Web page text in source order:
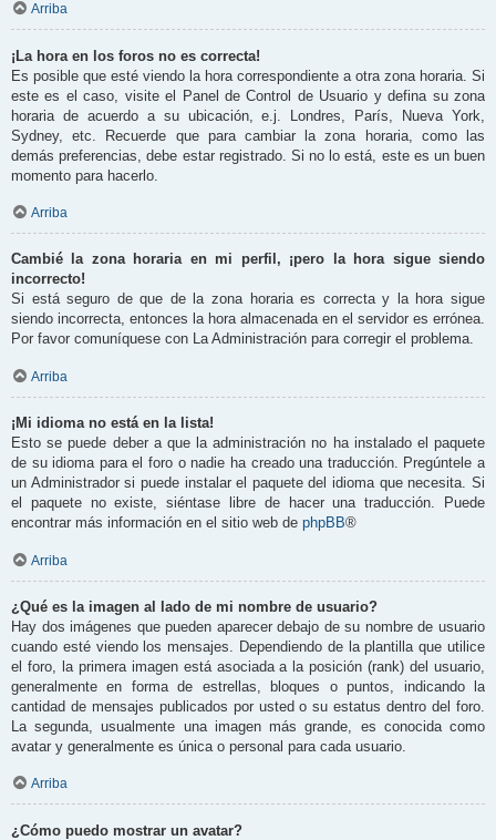
Arriba
¡La hora en los foros no es correcta!
Es posible que esté viendo la hora correspondiente a otra zona horaria. Si
este es el caso, visite el Panel de Control de Usuario y defina su zona
horaria de acuerdo a su ubicación, e.j. Londres, París, Nueva York,
Sydney, etc. Recuerde que para cambiar la zona horaria, como las
demás preferencias, debe estar registrado. Si no lo está, este es un buen
momento para hacerlo.
Arriba
Cambié la zona horaria en mi perfil, ¡pero la hora sigue siendo
incorrecto!
Si está seguro de que de la zona horaria es correcta y la hora sigue
siendo incorrecta, entonces la hora almacenada en el servidor es errónea.
Por favor comuníquese con La Administración para corregir el problema.
Arriba
¡Mi idioma no está en la lista!
Esto se puede deber a que la administración no ha instalado el paquete
de su idioma para el foro o nadie ha creado una traducción. Pregúntele a
un Administrador si puede instalar el paquete del idioma que necesita. Si
el paquete no existe, siéntase libre de hacer una traducción. Puede
encontrar más información en el sitio web de phpBB®
Arriba
¿Qué es la imagen al lado de mi nombre de usuario?
Hay dos imágenes que pueden aparecer debajo de su nombre de usuario
cuando esté viendo los mensajes. Dependiendo de la plantilla que utilice
el foro, la primera imagen está asociada a la posición (rank) del usuario,
generalmente en forma de estrellas, bloques o puntos, indicando la
cantidad de mensajes publicados por usted o su estatus dentro del foro.
La segunda, usualmente una imagen más grande, es conocida como
avatar y generalmente es única o personal para cada usuario.
Arriba
¿Cómo puedo mostrar un avatar?